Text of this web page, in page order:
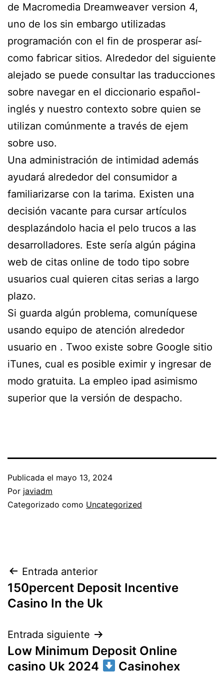
de Macromedia Dreamweaver version 4,
uno de los sin embargo utilizadas
programación con el fin de prosperar así­
como fabricar sitios. Alrededor del siguiente
alejado se puede consultar las traducciones
sobre navegar en el diccionario español-
inglés y nuestro contexto sobre quien se
utilizan comúnmente a través de ejem
sobre uso.
Una administración de intimidad además
ayudará alrededor del consumidor a
familiarizarse con la tarima. Existen una
decisión vacante para cursar artículos
desplazándolo hacia el pelo trucos a las
desarrolladores. Este serí­a algún página
web de citas online de todo tipo sobre
usuarios cual quieren citas serias a largo
plazo.
Si guarda algún problema, comuníquese
usando equipo de atención alrededor
usuario en . Twoo existe sobre Google sitio
iTunes, cual es posible eximir y ingresar de
modo gratuita. La empleo ipad asimismo
superior que la versión de despacho.
Publicada el mayo 13, 2024
Por javiadm
Categorizado como Uncategorized
Navegación
de
Entrada anterior
150percent Deposit Incentive
Casino In the Uk
Entrada siguiente
Low Minimum Deposit Online
casino Uk 2024
Casinohex